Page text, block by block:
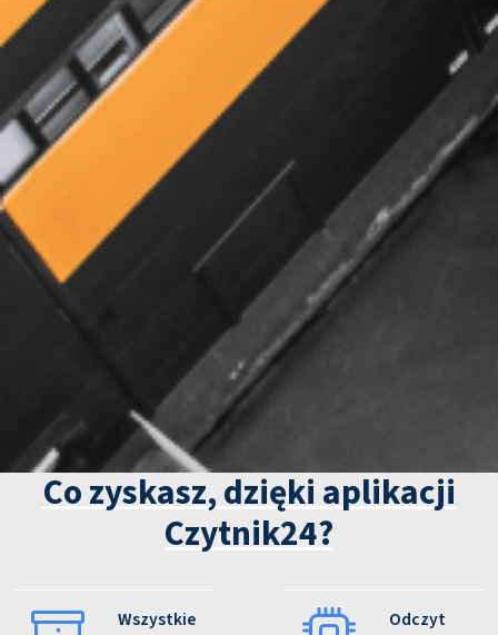
Co zyskasz, dzięki aplikacji
Czytnik24?
Wszystkie
Odczyt